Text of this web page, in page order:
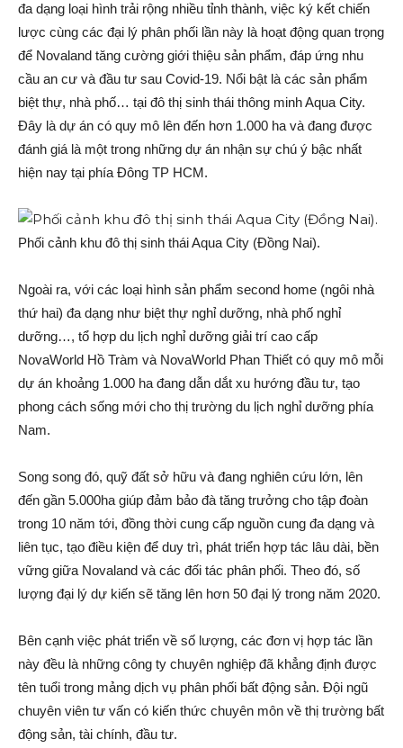
đa dạng loại hình trải rộng nhiều tỉnh thành, việc ký kết chiến
lược cùng các đại lý phân phối lần này là hoạt động quan trọng
để Novaland tăng cường giới thiệu sản phẩm, đáp ứng nhu
cầu an cư và đầu tư sau Covid-19. Nổi bật là các sản phẩm
biệt thự, nhà phố… tại đô thị sinh thái thông minh Aqua City.
Đây là dự án có quy mô lên đến hơn 1.000 ha và đang được
đánh giá là một trong những dự án nhận sự chú ý bậc nhất
hiện nay tại phía Đông TP HCM.
Phối cảnh khu đô thị sinh thái Aqua City (Đồng Nai).
Ngoài ra, với các loại hình sản phẩm second home (ngôi nhà
thứ hai) đa dạng như biệt thự nghỉ dưỡng, nhà phố nghỉ
dưỡng…, tổ hợp du lịch nghỉ dưỡng giải trí cao cấp
NovaWorld Hồ Tràm và NovaWorld Phan Thiết có quy mô mỗi
dự án khoảng 1.000 ha đang dẫn dắt xu hướng đầu tư, tạo
phong cách sống mới cho thị trường du lịch nghỉ dưỡng phía
Nam.
Song song đó, quỹ đất sở hữu và đang nghiên cứu lớn, lên
đến gần 5.000ha giúp đảm bảo đà tăng trưởng cho tập đoàn
trong 10 năm tới, đồng thời cung cấp nguồn cung đa dạng và
liên tục, tạo điều kiện để duy trì, phát triển hợp tác lâu dài, bền
vững giữa Novaland và các đối tác phân phối. Theo đó, số
lượng đại lý dự kiến sẽ tăng lên hơn 50 đại lý trong năm 2020.
Bên cạnh việc phát triển về số lượng, các đơn vị hợp tác lần
này đều là những công ty chuyên nghiệp đã khẳng định được
tên tuổi trong mảng dịch vụ phân phối bất động sản. Đội ngũ
chuyên viên tư vấn có kiến thức chuyên môn về thị trường bất
động sản, tài chính, đầu tư.